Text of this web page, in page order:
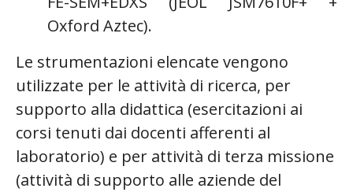
Oxford Aztec).
Le strumentazioni elencate vengono
utilizzate per le attività di ricerca, per
supporto alla didattica (esercitazioni ai
corsi tenuti dai docenti afferenti al
laboratorio) e per attività di terza missione
(attività di supporto alle aziende del